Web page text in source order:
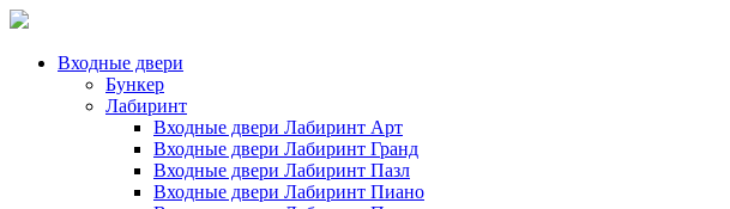
Входные двери
Бункер
Лабиринт
Входные двери Лабиринт Арт
Входные двери Лабиринт Гранд
Входные двери Лабиринт Пазл
Входные двери Лабиринт Пиано